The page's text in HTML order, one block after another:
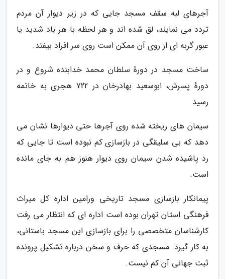
آجرهای لبه سقف مسجد جایی که در زیر دیوار آن مردم
تردد می نمایند، لق شده اند و هر لحظه با هر باد شدید یا
عبور گربه ای از روی آن ممکن است روی سر افراد بیفتد.
ساخت مسجد در دورهٔ سلطان محمد خدابنده شروع و در
دورهٔ پسرش، ابوسعید بهادرخان در 722 هجری به خاتمه
رسید
سیمان های ریخته شده روی آجرها حتی دیوارها نشان می
دهد که بی سلیقگی در بازسازی کم نبوده است تا جایی که
رد پاشیده شدن سیمان روی دیوار هنوز هم به جای مانده
است.
پیمانکار بازسازی مسجد تاریخی ورامین اداره کل میراث
فرهنگی استان تهران بوده است اداره ای که انتظار می رفت
کارشناسان متخصصی را برای بازسازی این مسجد باستانی،
به کار گیرد. مسجدی که حرف و سخن درباره تشکیل پرونده
ثبت جهانی آن کم نیست.